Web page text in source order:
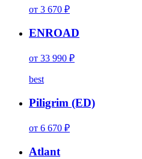
от 3 670 ₽
ENROAD
от 33 990 ₽
best
Piligrim (ED)
от 6 670 ₽
Atlant